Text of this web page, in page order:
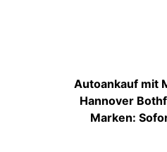
Autoankauf mit
Hannover
Marken: